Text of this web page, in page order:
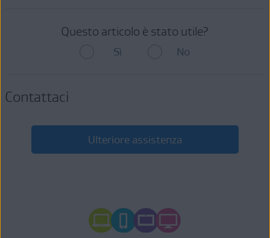
Questo articolo è stato utile?
Sì No
Contattaci
Ulteriore assistenza